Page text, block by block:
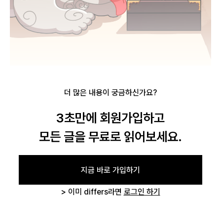
더 많은 내용이 궁금하신가요?
3초만에 회원가입하고
모든 글을 무료로 읽어보세요.
지금 바로 가입하기
> 이미 differs라면 로그인 하기
회원가입 비밀번호 찾기